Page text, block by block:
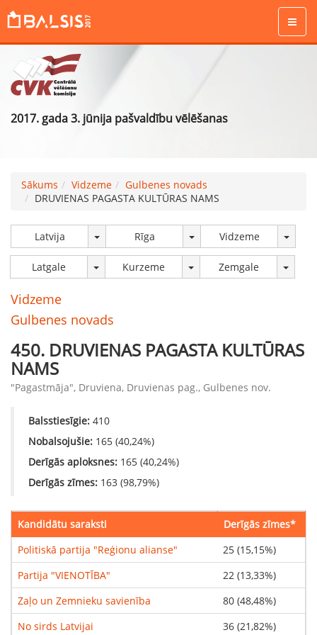
2017. gada 3. jūnija pašvaldību vēlēšanas
Sākums Vidzeme
Gulbenes novads
DRUVIENAS PAGASTA KULTŪRAS NAMS
Latvija Rīga Vidzeme
Latgale Kurzeme Zemgale
Vidzeme
Gulbenes novads
450. DRUVIENAS PAGASTA KULTŪRAS
NAMS
"Pagastmāja", Druviena, Druvienas pag., Gulbenes nov.
Balsstiesīgie: 410
Nobalsojušie: 165 (40,24%)
Derīgās aploksnes: 165 (40,24%)
Derīgās zīmes: 163 (98,79%)
Kandidātu saraksti Derīgās zīmes*
Politiskā partija "Reģionu alianse"
25 (15,15%)
Partija "VIENOTĪBA"
22 (13,33%)
Zaļo un Zemnieku savienība
80 (48,48%)
No sirds Latvijai
36 (21,82%)